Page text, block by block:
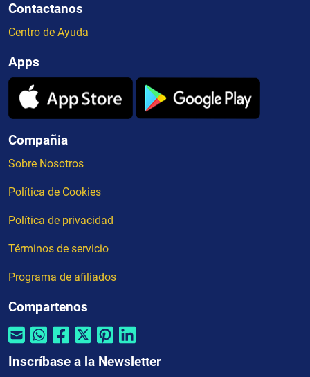
Contactanos
Centro de Ayuda
Apps
Compañia
Sobre Nosotros
Política de Cookies
Política de privacidad
Términos de servicio
Programa de afiliados
Compartenos
Inscríbase a la Newsletter